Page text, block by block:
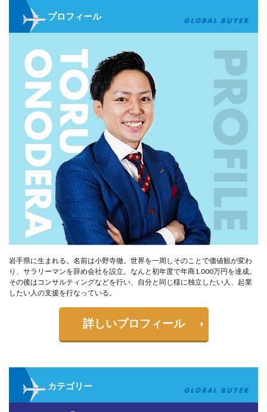
プロフィール
岩手県に生まれる。名前は小野寺徹。世界を一周しそのことで価値観が変わ
り、サラリーマンを辞め会社を設立。なんと初年度で年商1,000万円を達成。
その後はコンサルティングなどを行い、自分と同じ様に独立したい人、起業
したい人の支援を行なっている。
詳しいプロフィール
カテゴリー